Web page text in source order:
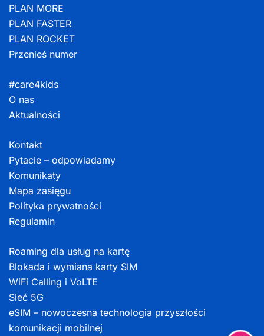
PLAN MORE
PLAN FASTER
PLAN ROCKET
Przenieś numer
#care4kids
O nas
Aktualności
Kontakt
Pytacie – odpowiadamy
Komunikaty
Mapa zasięgu
Polityka prywatności
Regulamin
Roaming dla usług na kartę
Blokada i wymiana karty SIM
WiFi Calling i VoLTE
Sieć 5G
eSIM – nowoczesna technologia przyszłości
komunikacji mobilnej